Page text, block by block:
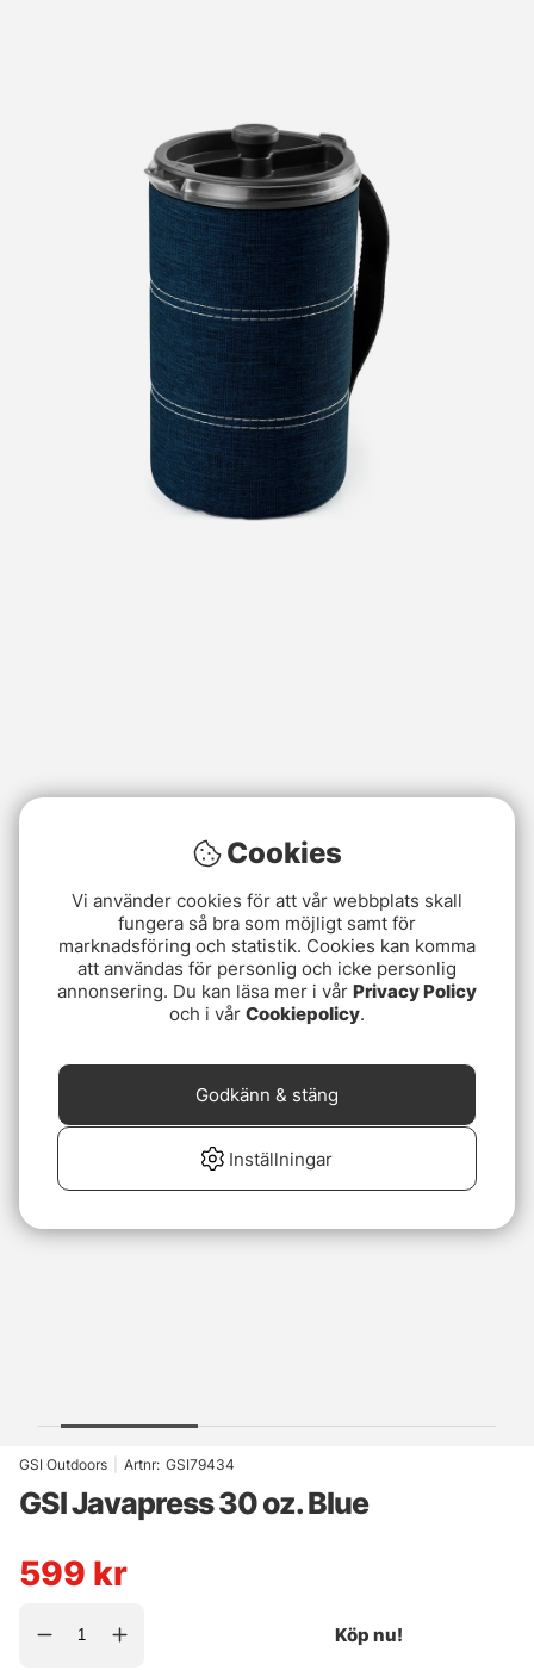
GSI Outdoors Artnr: GSI79434
GSI Javapress 30 oz. Blue
599 kr
Köp nu!
Cookies
Vi använder cookies för att vår webbplats skall
fungera så bra som möjligt samt för
marknadsföring och statistik. Cookies kan komma
att användas för personlig och icke personlig
annonsering. Du kan läsa mer i vår Privacy Policy
och i vår Cookiepolicy.
Inställningar
Godkänn & stäng